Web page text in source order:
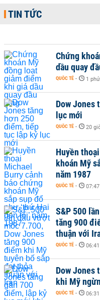
TIN TỨC
Chứng
dầu quay
QUỐC TẾ - 1
Dow Jones
lục mới
QUỐC TẾ - 20
Huyền
khoán Mỹ
năm 1987
QUỐC TẾ -
S&P 500
tăng 900
thuận với
QUỐC TẾ -
Dow Jones
khi Mỹ
QUỐC TẾ -